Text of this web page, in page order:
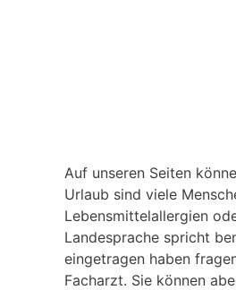
Auf unseren Seiten
Urlaub sind viele
Lebensmittelallergien
Landesprache spricht
eingetragen haben
Facharzt. Sie können